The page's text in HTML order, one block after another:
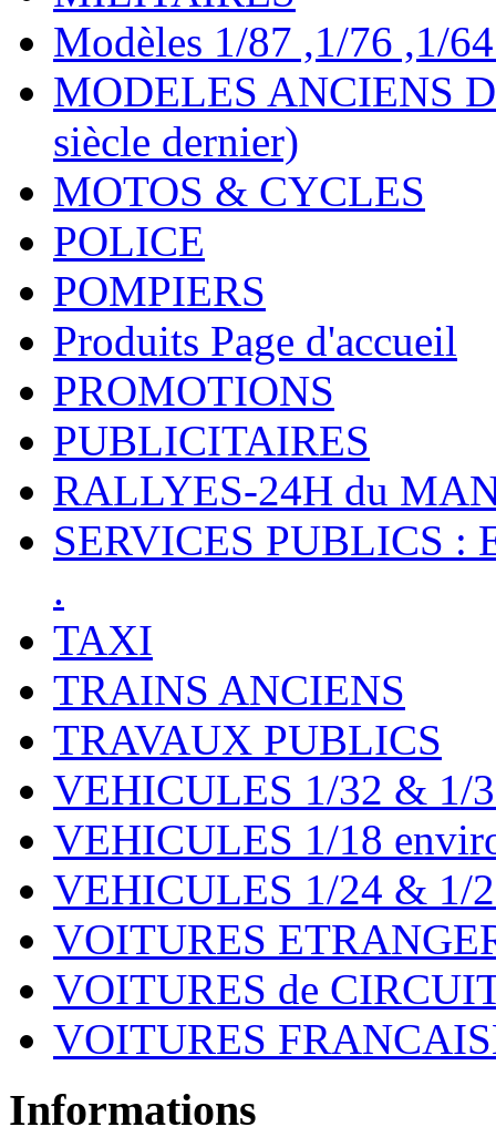
Modèles 1/87 ,1/76 ,1/
MODELES ANCIENS
siècle dernier)
MOTOS & CYCLES
POLICE
POMPIERS
Produits Page d'accueil
PROMOTIONS
PUBLICITAIRES
RALLYES-24H du
SERVICES PUBLICS :
.
TAXI
TRAINS ANCIENS
TRAVAUX PUBLICS
VEHICULES 1/32 & 1/
VEHICULES 1/18
VEHICULES 1/24 & 1/
VOITURES
VOITURES de
VOITURES
Informations